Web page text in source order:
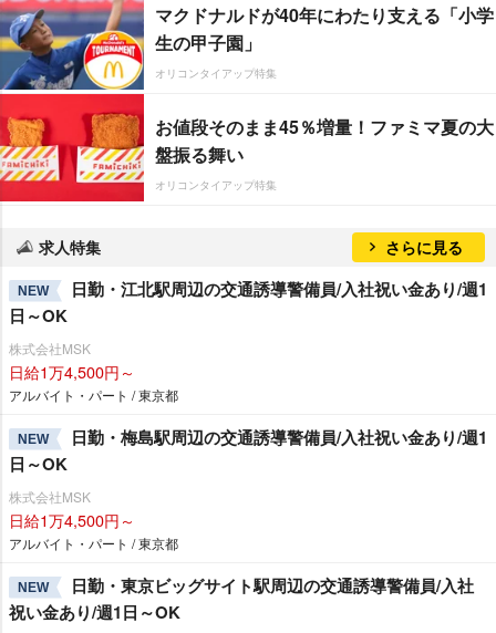
マクドナルドが40年にわたり支える「小学
生の甲子園」
オリコンタイアップ特集
お値段そのまま45％増量！ファミマ夏の大
盤振る舞い
オリコンタイアップ特集
求人特集 さらに見る
NEW
日勤・江北駅周辺の交通誘導警備員/入社祝い金あり/週1
日～OK
株式会社MSK
日給1万4,500円～
アルバイト・パート / 東京都
NEW
日勤・梅島駅周辺の交通誘導警備員/入社祝い金あり/週1
日～OK
株式会社MSK
日給1万4,500円～
アルバイト・パート / 東京都
NEW
日勤・東京ビッグサイト駅周辺の交通誘導警備員/入社
祝い金あり/週1日～OK